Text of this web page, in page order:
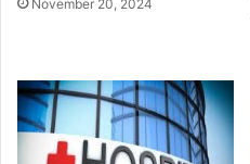
November 20, 2024